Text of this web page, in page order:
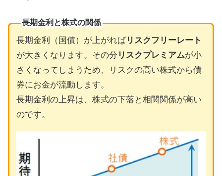
長期金利と株式の関係
長期金利（国債）が上がればリスクフリーレート
が大きくなります。その分 リスクプレミアムが小
さくなってしまうため、リスクの高い株式から債
券にお金が流動します。
長期金利の上昇は、株式の下落と相関関係が高い
のです。